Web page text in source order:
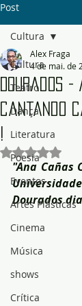
Post
Cultura
Teatro
Dança
Literatura
Poesia
Eventos
Artes Plásticas
Cinema
Música
shows
Crítica
Cultura
Dourados
cantando
Alex Fraga
4 de mai. de
Avaliado
"Ana Cañas
Dourados